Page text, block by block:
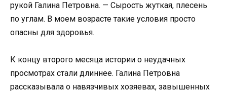
рукой Галина Петровна. — Сырость жуткая, плесень
по углам. В моем возрасте такие условия просто
опасны для здоровья.
К концу второго месяца истории о неудачных
просмотрах стали длиннее. Галина Петровна
рассказывала о навязчивых хозяевах, завышенных